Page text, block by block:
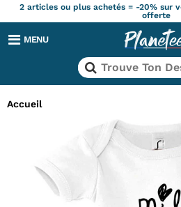
2 articles ou plus achetés = -20% sur
offerte
MENU
Accueil